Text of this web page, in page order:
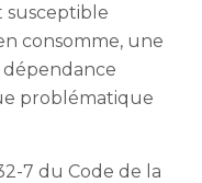
susceptible
consomme, une
dépendance
problématique
7 du Code de la